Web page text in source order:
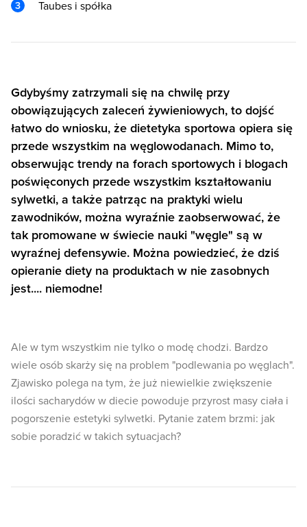
Taubes i spółka
Gdybyśmy zatrzymali się na chwilę przy
obowiązujących zaleceń żywieniowych, to dojść
łatwo do wniosku, że dietetyka sportowa opiera się
przede wszystkim na węglowodanach. Mimo to,
obserwując trendy na forach sportowych i blogach
poświęconych przede wszystkim kształtowaniu
sylwetki, a także patrząc na praktyki wielu
zawodników, można wyraźnie zaobserwować, że
tak promowane w świecie nauki "węgle" są w
wyraźnej defensywie. Można powiedzieć, że dziś
opieranie diety na produktach w nie zasobnych
jest.... niemodne!
Ale w tym wszystkim nie tylko o modę chodzi. Bardzo
wiele osób skarży się na problem "podlewania po węglach".
Zjawisko polega na tym, że już niewielkie zwiększenie
ilości sacharydów w diecie powoduje przyrost masy ciała i
pogorszenie estetyki sylwetki. Pytanie zatem brzmi: jak
sobie poradzić w takich sytuacjach?